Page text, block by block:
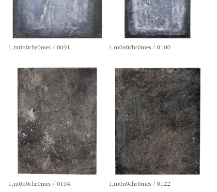
1,m0n0chr0mes / 0091 1,m0n0chr0mes / 0100
1,m0n0chr0mes / 0104 1,m0n0chr0mes / 0122